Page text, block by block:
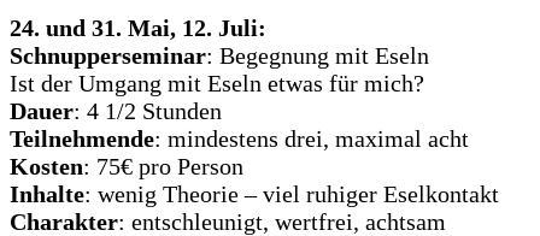
24. und 31. Mai, 12. Juli:
Schnupperseminar: Begegnung mit Eseln
Ist der Umgang mit Eseln etwas für mich?
Dauer: 4 1/2 Stunden
Teilnehmende: mindestens drei, maximal acht
Kosten: 75€ pro Person
Inhalte: wenig Theorie – viel ruhiger Eselkontakt
Charakter: entschleunigt, wertfrei, achtsam